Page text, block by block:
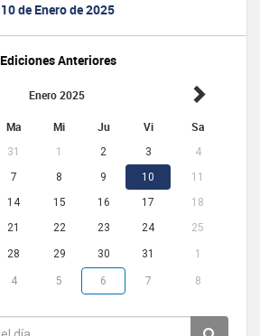
10 de Enero de 2025
Ediciones Anteriores
Enero 2025
Ma Mi Ju Vi Sa
31 1 2 3
4
7 8 9 10
11
14 15 16 17
18
21 22 23 24 25
28 29 30 31 1
4 5 6 7 8